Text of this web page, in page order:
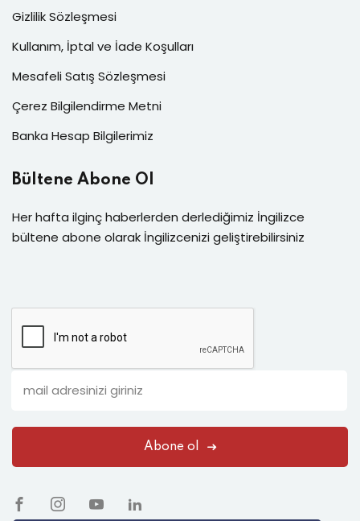
Gizlilik Sözleşmesi
Kullanım, İptal ve İade Koşulları
Mesafeli Satış Sözleşmesi
Çerez Bilgilendirme Metni
Banka Hesap Bilgilerimiz
Bültene Abone Ol
Her hafta ilginç haberlerden derlediğimiz İngilizce
bültene abone olarak İngilizcenizi geliştirebilirsiniz
Abone ol